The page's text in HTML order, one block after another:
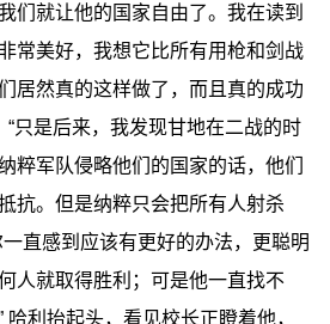
们就让他的国家自由了。我在读到
常美好，我想它比所有用枪和剑战
居然真的这样做了，而且真的成功
“只是后来，我发现甘地在二战的时
粹军队侵略他们的国家的话，他们
抗。但是纳粹只会把所有人射杀
直感到应该有更好的办法，更聪明
人就取得胜利；可是他一直找不
利抬起头，看见校长正瞪着他，